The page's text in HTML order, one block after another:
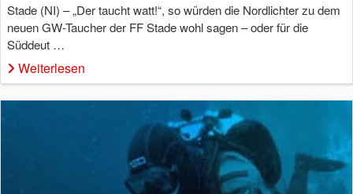
Stade (NI) – „Der taucht watt!“, so würden die Nordlichter zu dem
neuen GW-Taucher der FF Stade wohl sagen – oder für die
Süddeut …
Weiterlesen